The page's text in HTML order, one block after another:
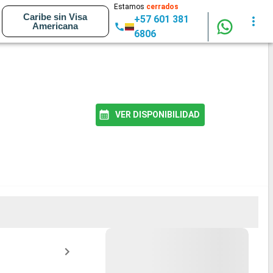
Caribe sin Visa
Americana
Estamos cerrados
+57 601 381
6806
VER DISPONIBILIDAD